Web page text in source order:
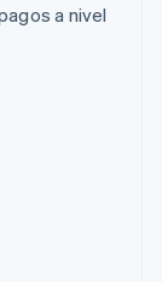
a nivel